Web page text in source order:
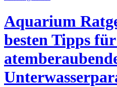
Aquarium
besten Tipps